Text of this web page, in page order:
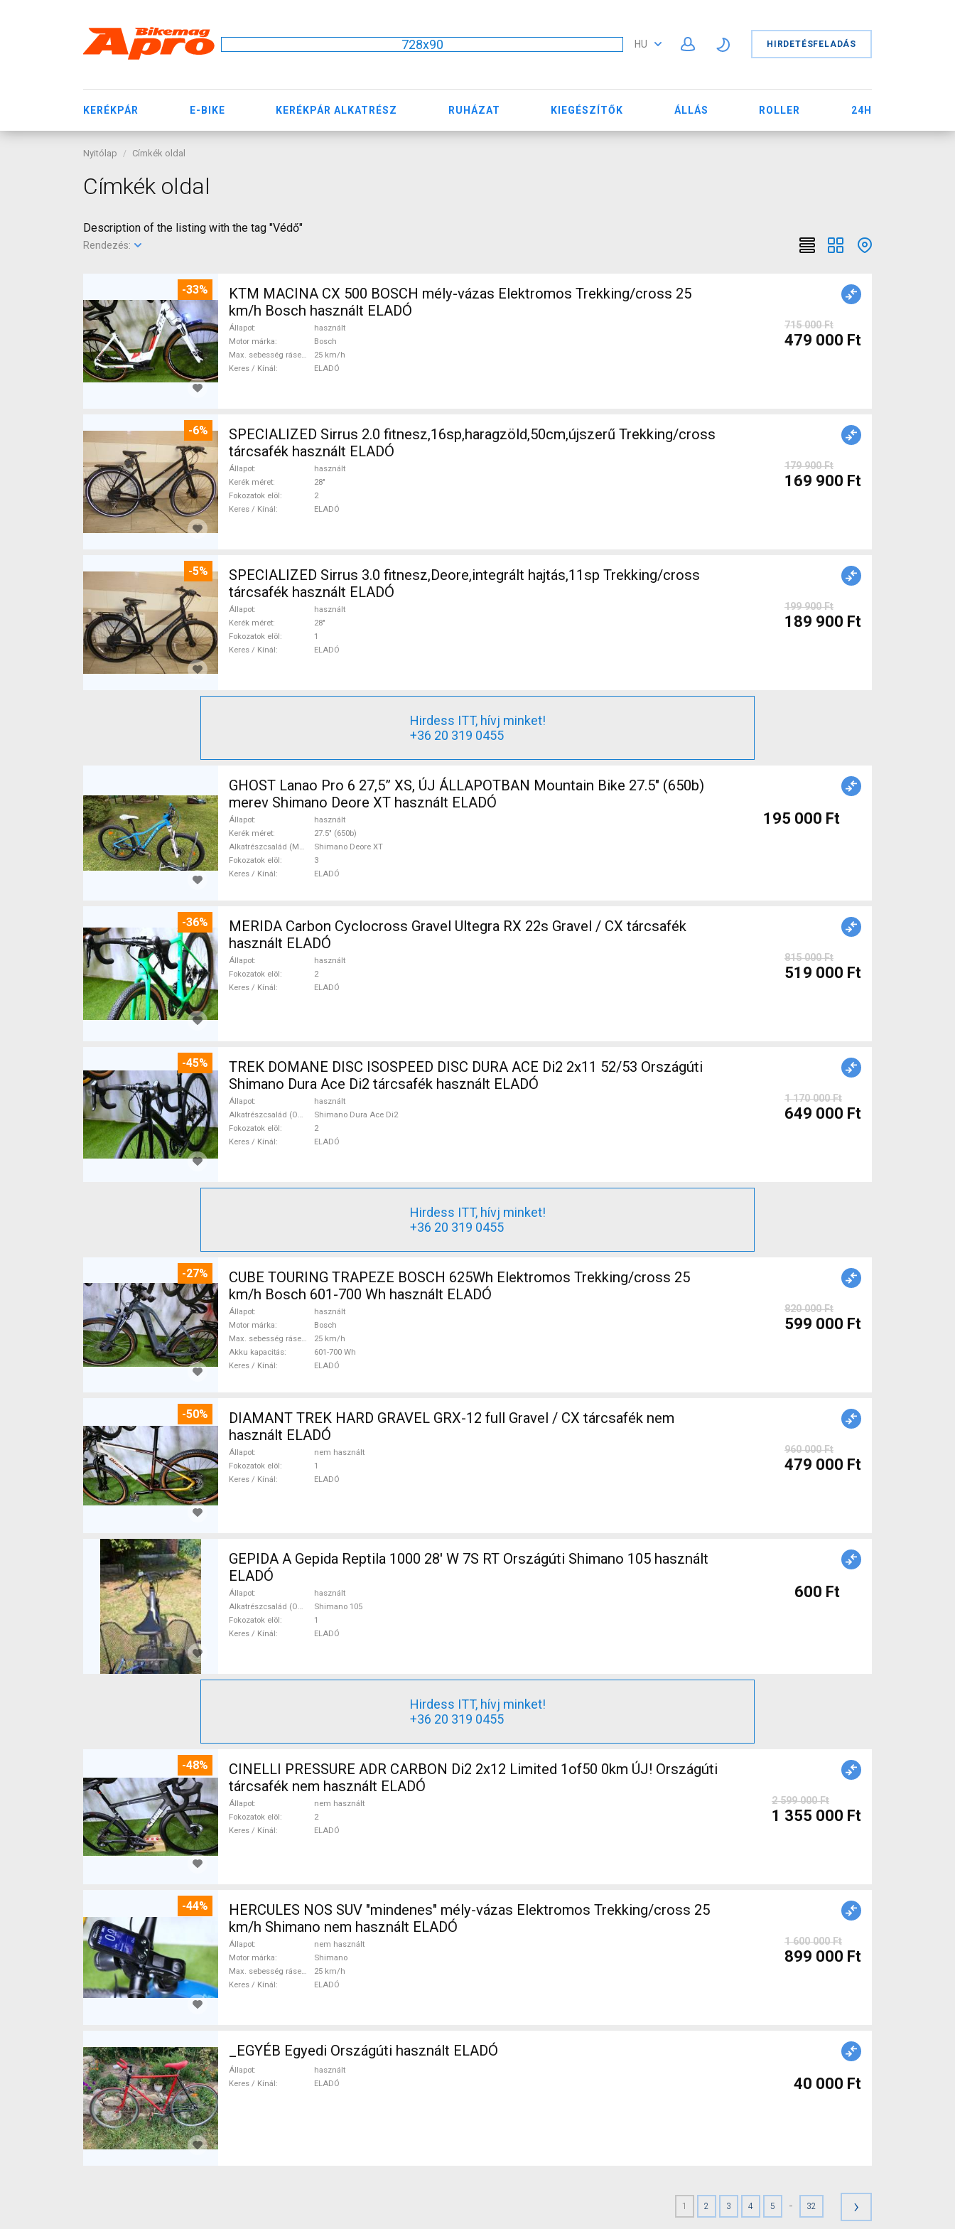
728x90 HU HIRDETÉSFELADÁS
KERÉKPÁR E-BIKE KERÉKPÁR ALKATRÉSZ RUHÁZAT KIEGÉSZÍTŐK ÁLLÁS ROLLER 24H
Nyitólap Címkék oldal
Címkék oldal
Description of the listing with the tag "Védő"
Rendezés:
-33%
KTM MACINA CX 500 BOSCH mély-vázas Elektromos Trekking/cross 25
km/h Bosch használt ELADÓ
Állapot
használt
Motor márka
Bosch
Max. sebesség rásegítéssel
25 km/h
Keres / Kínál
ELADÓ
715 000 Ft
479 000 Ft
-6%
SPECIALIZED Sirrus 2.0 fitnesz,16sp,haragzöld,50cm,újszerű Trekking/cross
tárcsafék használt ELADÓ
Állapot
használt
Kerék méret
28"
Fokozatok elöl
2
Keres / Kínál
ELADÓ
179 900 Ft
169 900 Ft
-5%
SPECIALIZED Sirrus 3.0 fitnesz,Deore,integrált hajtás,11sp Trekking/cross
tárcsafék használt ELADÓ
Állapot
használt
Kerék méret
28"
Fokozatok elöl
1
Keres / Kínál
ELADÓ
199 900 Ft
189 900 Ft
Hirdess ITT, hívj minket!
+36 20 319 0455
GHOST Lanao Pro 6 27,5” XS, ÚJ ÁLLAPOTBAN Mountain Bike 27.5" (650b)
merev Shimano Deore XT használt ELADÓ
Állapot
használt
Kerék méret
27.5" (650b)
Alkatrészcsalád (MTB)
Shimano Deore XT
Fokozatok elöl
3
Keres / Kínál
ELADÓ
195 000 Ft
-36%
MERIDA Carbon Cyclocross Gravel Ultegra RX 22s Gravel / CX tárcsafék
használt ELADÓ
Állapot
használt
Fokozatok elöl
2
Keres / Kínál
ELADÓ
815 000 Ft
519 000 Ft
-45%
TREK DOMANE DISC ISOSPEED DISC DURA ACE Di2 2x11 52/53 Országúti
Shimano Dura Ace Di2 tárcsafék használt ELADÓ
Állapot
használt
Alkatrészcsalád (Outi)
Shimano Dura Ace Di2
Fokozatok elöl
2
Keres / Kínál
ELADÓ
1 170 000 Ft
649 000 Ft
Hirdess ITT, hívj minket!
+36 20 319 0455
-27%
CUBE TOURING TRAPEZE BOSCH 625Wh Elektromos Trekking/cross 25
km/h Bosch 601-700 Wh használt ELADÓ
Állapot
használt
Motor márka
Bosch
Max. sebesség rásegítéssel
25 km/h
Akku kapacitás
601-700 Wh
Keres / Kínál
ELADÓ
820 000 Ft
599 000 Ft
-50%
DIAMANT TREK HARD GRAVEL GRX-12 full Gravel / CX tárcsafék nem
használt ELADÓ
Állapot
nem használt
Fokozatok elöl
1
Keres / Kínál
ELADÓ
960 000 Ft
479 000 Ft
GEPIDA A Gepida Reptila 1000 28' W 7S RT Országúti Shimano 105 használt
ELADÓ
Állapot
használt
Alkatrészcsalád (Outi)
Shimano 105
Fokozatok elöl
1
Keres / Kínál
ELADÓ
600 Ft
Hirdess ITT, hívj minket!
+36 20 319 0455
-48%
CINELLI PRESSURE ADR CARBON Di2 2x12 Limited 1of50 0km ÚJ! Országúti
tárcsafék nem használt ELADÓ
Állapot
nem használt
Fokozatok elöl
2
Keres / Kínál
ELADÓ
2 599 000 Ft
1 355 000 Ft
-44%
HERCULES NOS SUV "mindenes" mély-vázas Elektromos Trekking/cross 25
km/h Shimano nem használt ELADÓ
Állapot
nem használt
Motor márka
Shimano
Max. sebesség rásegítéssel
25 km/h
Keres / Kínál
ELADÓ
1 600 000 Ft
899 000 Ft
_EGYÉB Egyedi Országúti használt ELADÓ
Állapot
használt
Keres / Kínál
ELADÓ 40 000 Ft
1 2 3 4 5 - 32 ›